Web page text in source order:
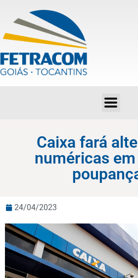
Caixa fará
numéricas
24/04/2023